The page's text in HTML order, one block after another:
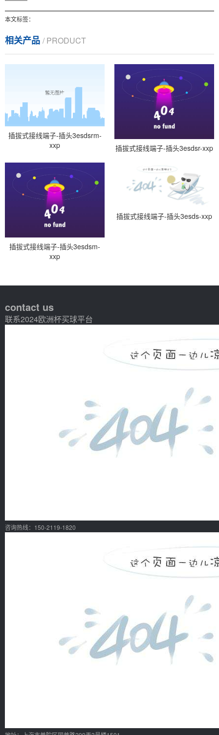
本文标签：
相关产品 / PRODUCT
插拔式接线端子-插头3esdsrm-
xxp
插拔式接线端子-插头3esdsr-xxp
插拔式接线端子-插头3esdsm-
xxp
插拔式接线端子-插头3esds-xxp
contact us
联系2024欧洲杯买球平台
咨询热线：150-2119-1820